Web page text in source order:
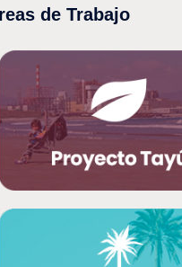
de Trabajo